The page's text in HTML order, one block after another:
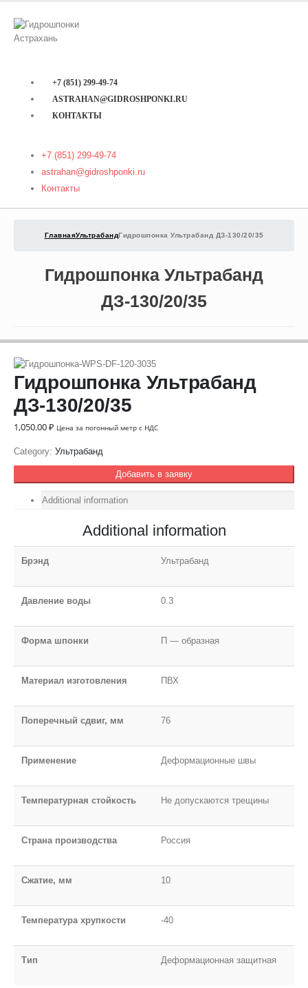
+7 (851) 299-49-74
ASTRAHAN@GIDROSHPONKI.RU
КОНТАКТЫ
+7 (851) 299-49-74
astrahan@gidroshponki.ru
Контакты
ГлавнаяУльтрабандГидрошпонка Ультрабанд ДЗ-130/20/35
Гидрошпонка Ультрабанд
ДЗ-130/20/35
Гидрошпонка Ультрабанд
ДЗ-130/20/35
1,050.00₽ Цена за погонный метр с НДС
Category: Ультрабанд
Добавить в заявку
Additional information
Additional information
Брэнд Ультрабанд
Давление воды 0.3
Форма шпонки П — образная
Материал изготовления ПВХ
Поперечный сдвиг, мм 76
Применение Деформационные швы
Температурная стойкость Не допускаются трещины
Страна производства Россия
Сжатие, мм 10
Температура хрупкости -40
Тип Деформационная защитная